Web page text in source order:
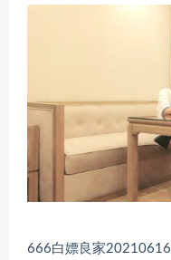
666白嫖良家20210616